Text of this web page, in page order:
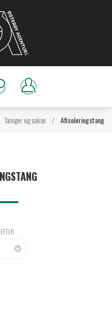
Tænger og sakse / Afisoleringstang